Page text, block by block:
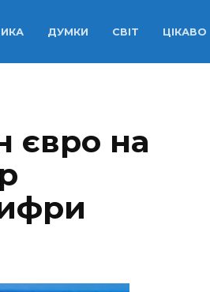
ДУМКИ СВІТ ЦІКАВО
євро на